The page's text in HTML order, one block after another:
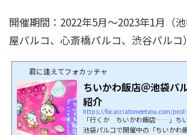
開催期間：2022年5月～2023年1月（
屋パルコ、心斎橋パルコ、渋谷パルコ）
君に逢えてフォカッチャ
ちいかわ飯店＠池袋パ
紹介
https://focacciatomeetyou.com/
「行くか ちいかわ飯店……」ちい
池袋パルコで開催中の「ちいかわ